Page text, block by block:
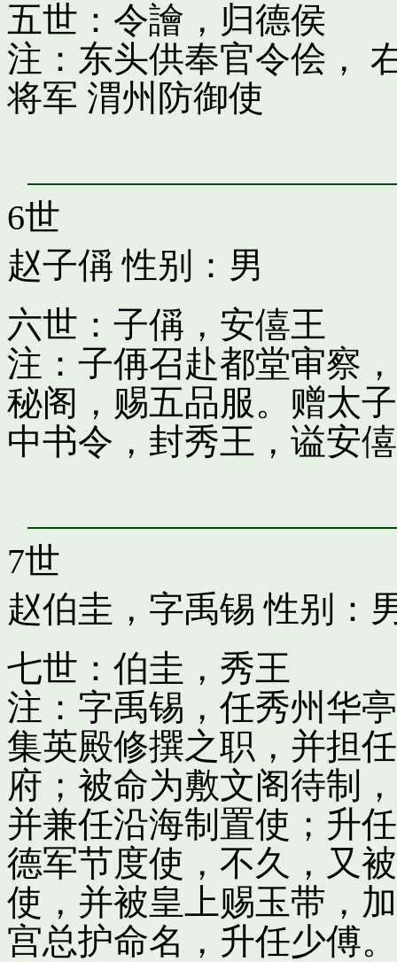
五世：令譮，归德侯
注：东头供奉官令侩，
将军 渭州防御使
6世
赵子偁 性别：男
六世：子偁，安僖王
注：子侢召赴都堂审察
秘阁，赐五品服。赠太
中书令，封秀王，谥安
7世
赵伯圭，字禹锡 性别：
七世：伯圭，秀王
注：字禹锡，任秀州华
集英殿修撰之职，并担
府；被命为敷文阁待制
并兼任沿海制置使；升
德军节度使，不久，又
使，并被皇上赐玉带，
宫总护命名，升任少傅